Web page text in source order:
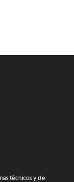
técnicos y de